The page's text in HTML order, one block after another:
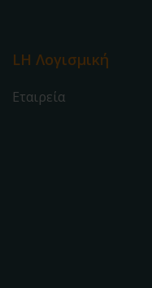
LH Λογισμική
Εταιρεία